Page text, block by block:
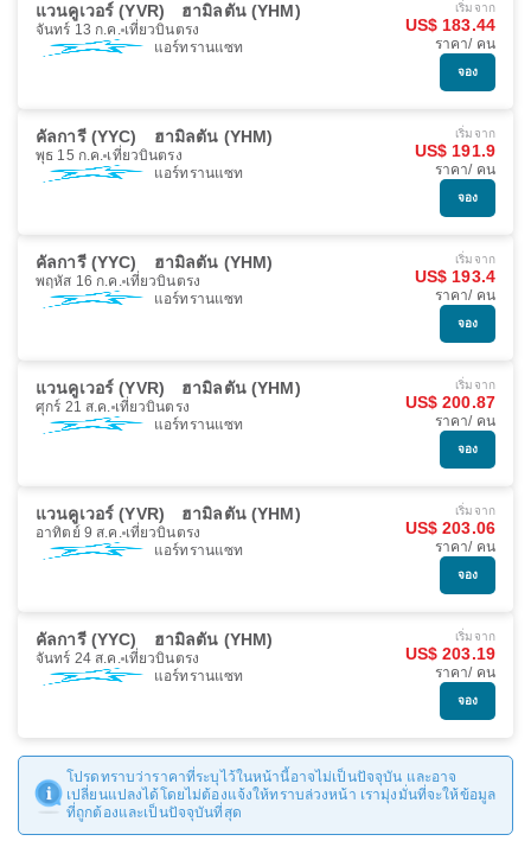
แวนคูเวอร์ (YVR) ฮามิลตัน (YHM)
จันทร์ 13 ก.ค. เที่ยวบินตรง
แอร์ทรานแซท
เริ่มจาก
US$ 183.44
ราคา/ คน
จอง
คัลการี (YYC) ฮามิลตัน (YHM)
พุธ 15 ก.ค. เที่ยวบินตรง
แอร์ทรานแซท
เริ่มจาก
US$ 191.9
ราคา/ คน
จอง
คัลการี (YYC) ฮามิลตัน (YHM)
พฤหัส 16 ก.ค. เที่ยวบินตรง
แอร์ทรานแซท
เริ่มจาก
US$ 193.4
ราคา/ คน
จอง
แวนคูเวอร์ (YVR) ฮามิลตัน (YHM)
ศุกร์ 21 ส.ค. เที่ยวบินตรง
แอร์ทรานแซท
เริ่มจาก
US$ 200.87
ราคา/ คน
จอง
แวนคูเวอร์ (YVR) ฮามิลตัน (YHM)
อาทิตย์ 9 ส.ค. เที่ยวบินตรง
แอร์ทรานแซท
เริ่มจาก
US$ 203.06
ราคา/ คน
จอง
คัลการี (YYC) ฮามิลตัน (YHM)
จันทร์ 24 ส.ค. เที่ยวบินตรง
แอร์ทรานแซท
เริ่มจาก
US$ 203.19
ราคา/ คน
จอง
โปรดทราบว่าราคาที่ระบุไว้ในหน้านี้อาจไม่เป็นปัจจุบัน และอาจ
เปลี่ยนแปลงได้โดยไม่ต้องแจ้งให้ทราบล่วงหน้า เรามุ่งมั่นที่จะให้ข้อมูล
ที่ถูกต้องและเป็นปัจจุบันที่สุด